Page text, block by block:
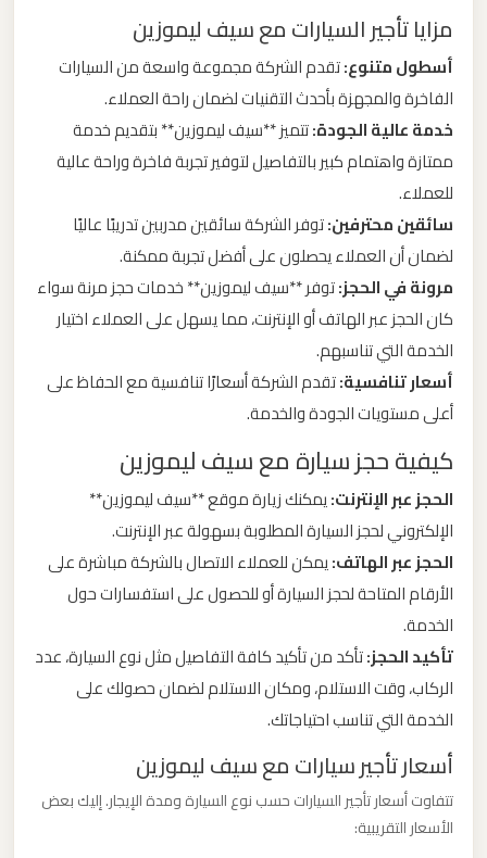
مزايا تأجير السيارات مع سيف ليموزين
أسطول متنوع:تقدم الشركة مجموعة واسعة من السيارات
الفاخرة والمجهزة بأحدث التقنيات لضمان راحة العملاء.
خدمة عالية الجودة:تتميز **سيف ليموزين** بتقديم خدمة
ممتازة واهتمام كبير بالتفاصيل لتوفير تجربة فاخرة وراحة عالية
للعملاء.
سائقين محترفين:توفر الشركة سائقين مدربين تدريبًا عاليًا
لضمان أن العملاء يحصلون على أفضل تجربة ممكنة.
مرونة في الحجز:توفر **سيف ليموزين** خدمات حجز مرنة سواء
كان الحجز عبر الهاتف أو الإنترنت، مما يسهل على العملاء اختيار
الخدمة التي تناسبهم.
أسعار تنافسية:تقدم الشركة أسعارًا تنافسية مع الحفاظ على
أعلى مستويات الجودة والخدمة.
كيفية حجز سيارة مع سيف ليموزين
الحجز عبر الإنترنت:يمكنك زيارة موقع **سيف ليموزين**
الإلكتروني لحجز السيارة المطلوبة بسهولة عبر الإنترنت.
الحجز عبر الهاتف:يمكن للعملاء الاتصال بالشركة مباشرة على
الأرقام المتاحة لحجز السيارة أو للحصول على استفسارات حول
الخدمة.
تأكيد الحجز:تأكد من تأكيد كافة التفاصيل مثل نوع السيارة، عدد
الركاب، وقت الاستلام، ومكان الاستلام لضمان حصولك على
الخدمة التي تناسب احتياجاتك.
أسعار تأجير سيارات مع سيف ليموزين
تتفاوت أسعار تأجير السيارات حسب نوع السيارة ومدة الإيجار. إليك بعض
الأسعار التقريبية:
القاهرة
ليموزين
القاهرة
للاسكندرية
ليموزين
القاهرة
مطار
العرب
ليموزين
الاسكندرية
مطار
القاهرة
ليموزين
مطار
مرسي
مطروح